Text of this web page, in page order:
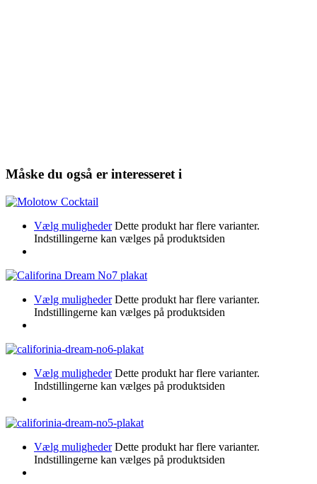
Måske du også er interesseret i
Vælg muligheder Dette produkt har flere varianter.
Indstillingerne kan vælges på produktsiden
Vælg muligheder Dette produkt har flere varianter.
Indstillingerne kan vælges på produktsiden
Vælg muligheder Dette produkt har flere varianter.
Indstillingerne kan vælges på produktsiden
Vælg muligheder Dette produkt har flere varianter.
Indstillingerne kan vælges på produktsiden